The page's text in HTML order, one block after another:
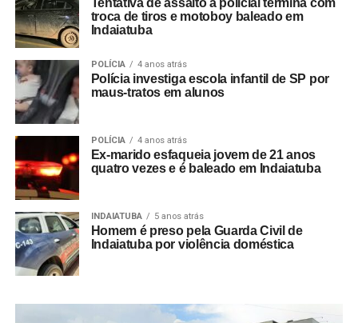
Tentativa de assalto a policial termina com
troca de tiros e motoboy baleado em
Indaiatuba
POLÍCIA 4 anos atrás
Polícia investiga escola infantil de SP por
maus-tratos em alunos
POLÍCIA 4 anos atrás
Ex-marido esfaqueia jovem de 21 anos
quatro vezes e é baleado em Indaiatuba
INDAIATUBA 5 anos atrás
Homem é preso pela Guarda Civil de
Indaiatuba por violência doméstica